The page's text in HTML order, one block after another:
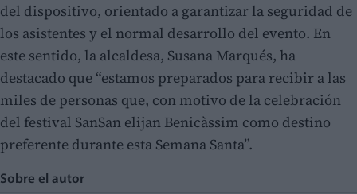
del dispositivo, orientado a garantizar la seguridad de
los asistentes y el normal desarrollo del evento. En
este sentido, la alcaldesa, Susana Marqués, ha
destacado que “estamos preparados para recibir a las
miles de personas que, con motivo de la celebración
del festival SanSan elijan Benicàssim como destino
preferente durante esta Semana Santa”.
Sobre el autor